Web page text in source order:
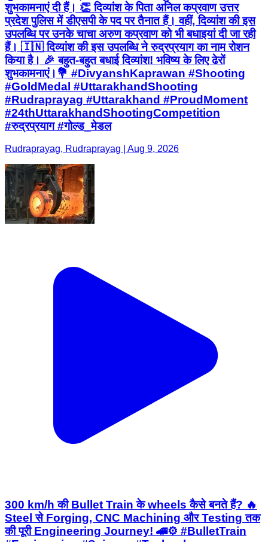
शुभकामनाएं दी हैं। 👏 दिव्यांश के पिता अनिल कप्रवाण उत्तर
प्रदेश पुलिस में डीएसपी के पद पर तैनात हैं। वहीं, दिव्यांश की इस
उपलब्धि पर उनके चाचा अरुण कप्रवाण को भी बधाइयां दी जा रही
हैं। 🇮🇳 दिव्यांश की इस उपलब्धि ने रुद्रप्रयाग का नाम रोशन
किया है। 🎉 बहुत-बहुत बधाई दिव्यांश! भविष्य के लिए ढेरों
शुभकामनाएं।💐 #DivyanshKaprawan #Shooting
#GoldMedal #UttarakhandShooting
#Rudraprayag #Uttarakhand #ProudMoment
#24thUttarakhandShootingCompetition
#रुद्रप्रयाग #गोल्ड_मेडल
Rudraprayag, Rudraprayag | Aug 9, 2026
300 km/h की Bullet Train के wheels कैसे बनते हैं? 🔥
Steel से Forging, CNC Machining और Testing तक
की पूरी Engineering Journey! 🚄⚙️ #BulletTrain